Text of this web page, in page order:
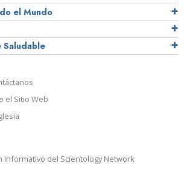
el Mundo
Saludable
el Sitio Web
Informativo del Scientology Network